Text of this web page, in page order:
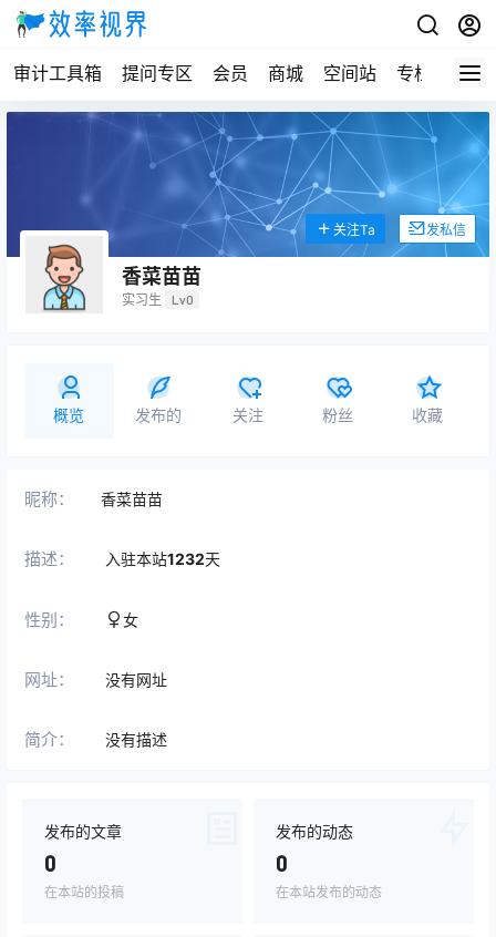
审计工具箱 提问专区 会员 商城 空间站 专栏
香菜苗苗
实习生 Lv0
关注Ta 发私信
概览 发布的 关注 粉丝 收藏
昵称： 香菜苗苗
描述： 入驻本站1232天
性别： 女
网址： 没有网址
简介： 没有描述
发布的文章
0
在本站的投稿
发布的动态
0
在本站发布的动态